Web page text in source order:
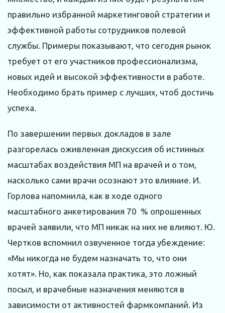
правильно избранной маркетинговой стратегии и
эффективной работы сотрудников полевой
службы. Примеры показывают, что сегодня рынок
требует от его участников профессионализма,
новых идей и высокой эффективности в работе.
Необходимо брать пример с лучших, чтоб достичь
успеха.
По завершении первых докладов в зале
разгорелась оживленная дискуссия об истинных
масштабах воздействия МП на врачей и о том,
насколько сами врачи осознают это влияние. И.
Горлова напомнила, как в ходе одного
масштабного анкетирования 70 % опрошенных
врачей заявили, что МП никак на них не влияют. Ю.
Чертков вспомнил озвученное тогда убеждение:
«Мы никогда не будем назначать то, что они
хотят». Но, как показала практика, это ложный
посыл, и врачебные назначения меняются в
зависимости от активностей фармкомпаний. Из